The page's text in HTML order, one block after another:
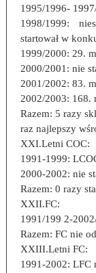
1995/1996-
1998/1999:
startował w
1999/2000: 29.
2000/2001: nie
2001/2002: 83.
2002/2003: 168.
Razem: 5 razy
raz najlepszy
XXI.Letni COC:
1991-1999:
2000-2002: nie
Razem: 0 razy
XXII.FC:
1991/199 2-
Razem: FC nie
XXIII.Letni FC:
1991-2002: LFC